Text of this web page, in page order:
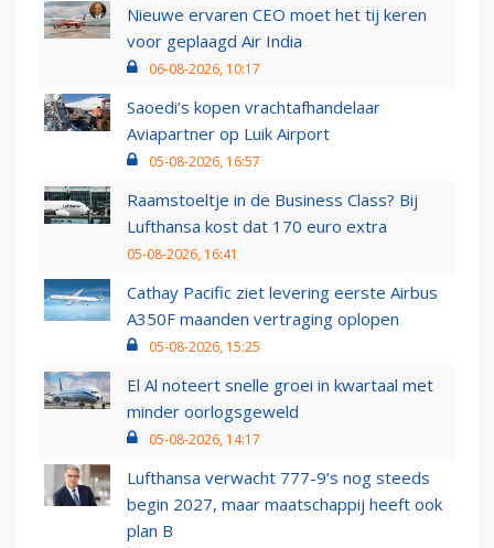
Nieuwe ervaren CEO moet het tij keren
voor geplaagd Air India
06-08-2026, 10:17
Saoedi’s kopen vrachtafhandelaar
Aviapartner op Luik Airport
05-08-2026, 16:57
Raamstoeltje in de Business Class? Bij
Lufthansa kost dat 170 euro extra
05-08-2026, 16:41
Cathay Pacific ziet levering eerste Airbus
A350F maanden vertraging oplopen
05-08-2026, 15:25
El Al noteert snelle groei in kwartaal met
minder oorlogsgeweld
05-08-2026, 14:17
Lufthansa verwacht 777-9’s nog steeds
begin 2027, maar maatschappij heeft ook
plan B